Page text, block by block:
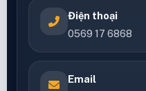
Điện thoại
0569 17 6868
Email